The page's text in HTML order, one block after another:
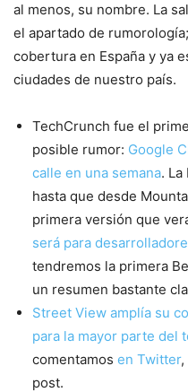
al menos, su nombre. La
el apartado de
cobertura en España y ya
ciudades de nuestro país.
TechCrunch fue el
posible rumor: Google
calle en una semana.
hasta que desde
primera versión que
será para
tendremos la primera
un resumen bastante
Street View amplía su
para la mayor parte del
comentamos en Twitter,
post.